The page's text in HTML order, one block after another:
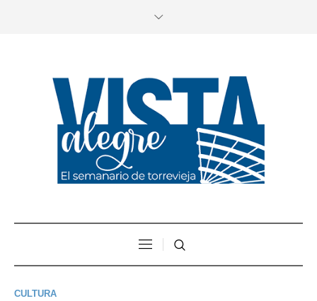
CULTURA